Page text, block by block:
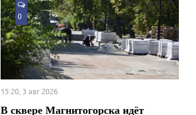
0
15:20, 3 авг 2026
В сквере Магнитогорска идёт